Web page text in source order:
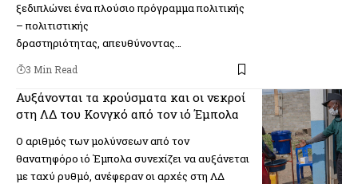
ξεδιπλώνει ένα πλούσιο πρόγραμμα πολιτικής
– πολιτιστικής
δραστηριότητας, απευθύνοντας…
3 Min Read
Αυξάνονται τα κρούσματα και οι νεκροί
στη ΛΔ του Κονγκό από τον ιό Έμπολα
Ο αριθμός των μολύνσεων από τον
θανατηφόρο ιό Έμπολα συνεχίζει να αυξάνεται
με ταχύ ρυθμό, ανέφεραν οι αρχές στη ΛΔ